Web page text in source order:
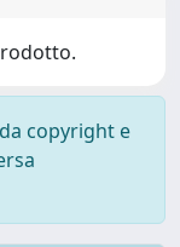
copyright e